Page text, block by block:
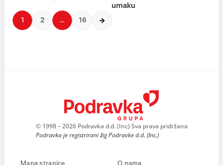
umaku
1 2 … 16
© 1998 – 2026 Podravka d.d. (Inc) Sva prava pridržana
Podravka je registrirani žig Podravke d.d. (Inc.)
Mapa stranice O nama